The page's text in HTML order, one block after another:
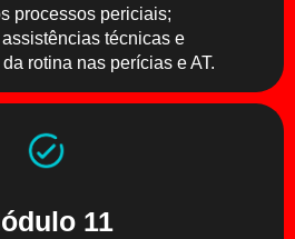
processos periciais;
técnicas e
rotina nas perícias e AT.
11